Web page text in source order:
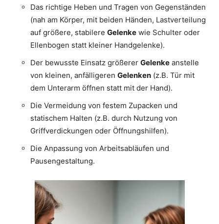
Das richtige Heben und Tragen von Gegenständen
(nah am Körper, mit beiden Händen, Lastverteilung
auf größere, stabilere Gelenke wie Schulter oder
Ellenbogen statt kleiner Handgelenke).
Der bewusste Einsatz größerer Gelenke anstelle
von kleinen, anfälligeren Gelenken (z.B. Tür mit
dem Unterarm öffnen statt mit der Hand).
Die Vermeidung von festem Zupacken und
statischem Halten (z.B. durch Nutzung von
Griffverdickungen oder Öffnungshilfen).
Die Anpassung von Arbeitsabläufen und
Pausengestaltung.